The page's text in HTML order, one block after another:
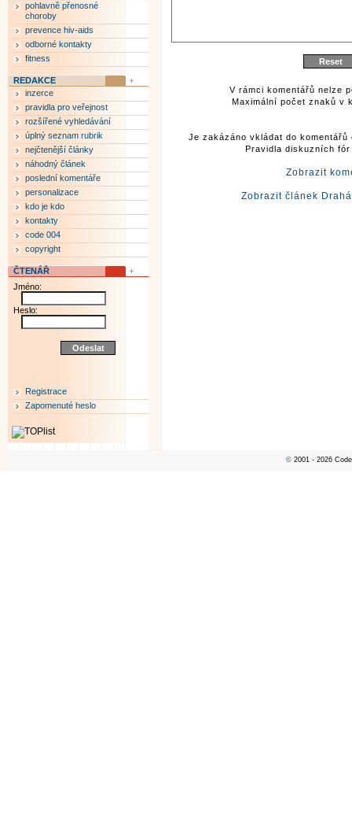
V rámci komentářů nelze
Maximální počet znaků v
Je zakázáno vkládat do
Pravidla diskuzních
Zobrazit
Zobrazit článek
pohlavně přenosné
choroby
prevence hiv-aids
odborné kontakty
fitness
REDAKCE
inzerce
pravidla pro veřejnost
rozšířené vyhledávání
úplný seznam rubrik
nejčtenější články
náhodný článek
poslední komentáře
personalizace
kdo je kdo
kontakty
code 004
copyright
ČTENÁŘ
Jméno:
Heslo:
Registrace
Zapomenuté heslo
© 2001 - 2026